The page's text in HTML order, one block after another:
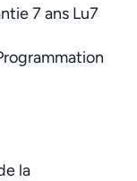
7 ans Lu7
la